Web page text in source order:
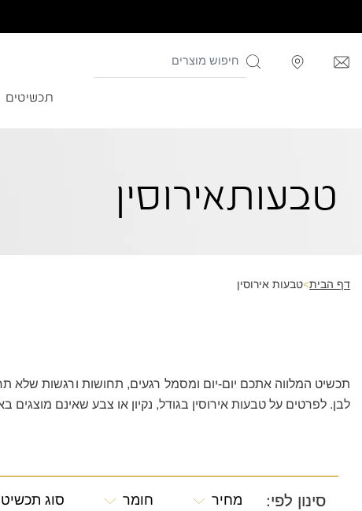
תכשיטים
טבעותאירוסין
דף הבית>טבעות אירוסין
תכשיט המלווה אתכם יום-יום ומסמל רגעים, תחושות ורגשות שלא
לבן. לפרטים על טבעות אירוסין בגודל, נקיון או צבע שאינם מוצגים
סינון לפי: מחיר חומר סוג תכשיט